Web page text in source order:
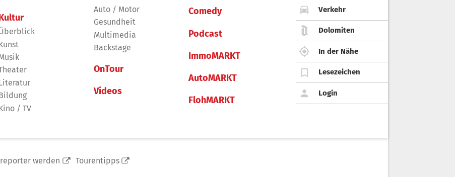
/ TV
Auto / Motor
Gesundheit
Multimedia
Backstage
OnTour
Videos
Comedy
Podcast
ImmoMARKT
AutoMARKT
FlohMARKT
Verkehr
Dolomiten
In der Nähe
Lesezeichen
Login
werden Tourentipps